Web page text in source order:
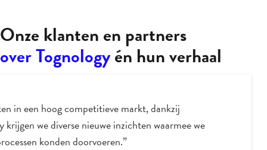
Onze klanten en partners
over Tognologyén hun verhaal
in een hoog competitieve markt, dankzij
krijgen we diverse nieuwe inzichten waarmee we
konden doorvoeren.”